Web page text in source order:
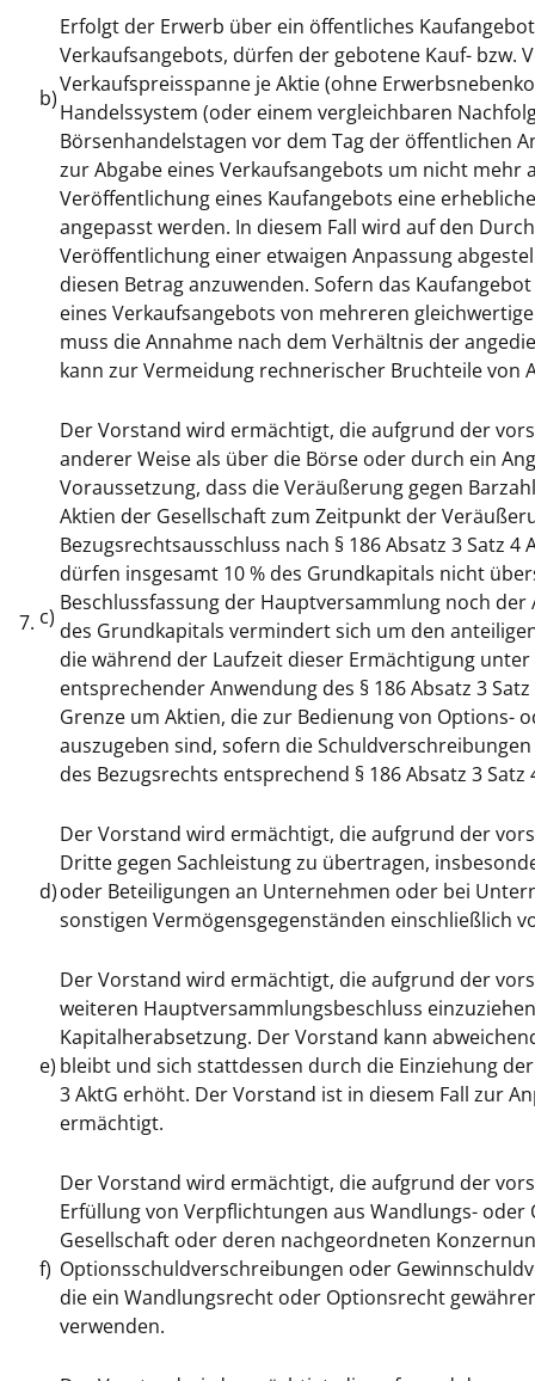
7.
b)
Erfolgt der Erwerb über ein öffentliches
Verkaufsangebots, dürfen der gebotene Kauf- bzw.
Verkaufspreisspanne je Aktie (ohne
Handelssystem (oder einem vergleichbaren
Börsenhandelstagen vor dem Tag der öffentlichen
zur Abgabe eines Verkaufsangebots um nicht
Veröffentlichung eines Kaufangebots eine
angepasst werden. In diesem Fall wird auf den
Veröffentlichung einer etwaigen Anpassung
diesen Betrag anzuwenden. Sofern das
eines Verkaufsangebots von mehreren
muss die Annahme nach dem Verhältnis der
kann zur Vermeidung rechnerischer Bruchteile von
c)
Der Vorstand wird ermächtigt, die aufgrund der
anderer Weise als über die Börse oder durch ein
Voraussetzung, dass die Veräußerung gegen
Aktien der Gesellschaft zum Zeitpunkt der
Bezugsrechtsausschluss nach § 186 Absatz 3 Satz
dürfen insgesamt 10 % des Grundkapitals nicht
Beschlussfassung der Hauptversammlung noch
des Grundkapitals vermindert sich um den
die während der Laufzeit dieser Ermächtigung
entsprechender Anwendung des § 186 Absatz 3
Grenze um Aktien, die zur Bedienung von Options-
auszugeben sind, sofern die
des Bezugsrechts entsprechend § 186 Absatz 3
d)
Der Vorstand wird ermächtigt, die aufgrund der
Dritte gegen Sachleistung zu übertragen,
oder Beteiligungen an Unternehmen oder bei
sonstigen Vermögensgegenständen einschließlich
e)
Der Vorstand wird ermächtigt, die aufgrund der
weiteren Hauptversammlungsbeschluss
Kapitalherabsetzung. Der Vorstand kann
bleibt und sich stattdessen durch die Einziehung
3 AktG erhöht. Der Vorstand ist in diesem Fall zur
ermächtigt.
f)
Der Vorstand wird ermächtigt, die aufgrund der
Erfüllung von Verpflichtungen aus Wandlungs-
Gesellschaft oder deren nachgeordneten
Optionsschuldverschreibungen oder
die ein Wandlungsrecht oder Optionsrecht
verwenden.